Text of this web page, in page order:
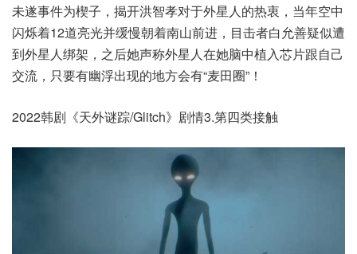
未遂事件为楔子，揭开洪智孝对于外星人的热衷，当年空中
闪烁着12道亮光并缓慢朝着南山前进，目击者白允善疑似遭
到外星人绑架，之后她声称外星人在她脑中植入芯片跟自己
交流，只要有幽浮出现的地方会有“麦田圈”！
2022韩剧《天外谜踪/Glitch》剧情3.第四类接触